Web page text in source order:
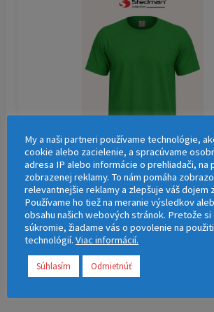
8,00€ s DPH
Stedman Comfort
Kvalitné pánske tričko STEDMAN
plnofarebnou potlačou v cene.
My a naši partneri používame technológie,
cookie alebo zacielenie, a spracúvame
adresa IP alebo informácie o prehliadači, na
zobrazenej reklamy. To nám pomáha
relevantnejšie reklamy a zlepšuje váš dojem
Používame ho tiež na meranie výsledkov
obsahu našich webových stránok. Pretože si
súkromie, žiadame vás o povolenie na
technológií. Viac informácií.
Súhlasím Odmietnúť